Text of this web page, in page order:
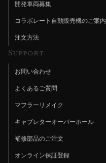
開発車両募集
コラボレート自動販売機のご案内
注文方法
Support
お問い合わせ
よくあるご質問
マフラーリメイク
キャブレターオーバーホール
補修部品のご注文
オンライン保証登録